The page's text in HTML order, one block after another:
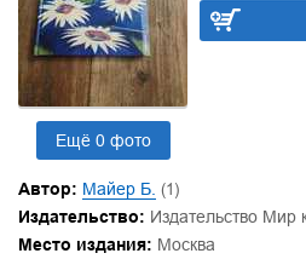
Ещё 0 фото
Автор: Майер Б. (1)
Издательство: Издательство Мир
Место издания: Москва